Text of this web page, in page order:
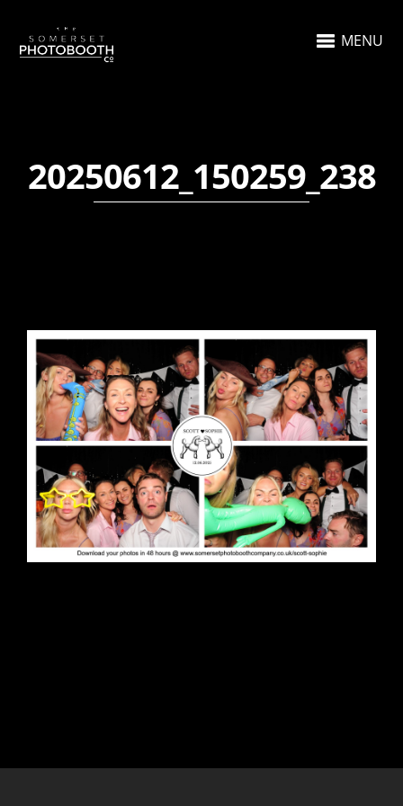
MENU
20250612_150259_238